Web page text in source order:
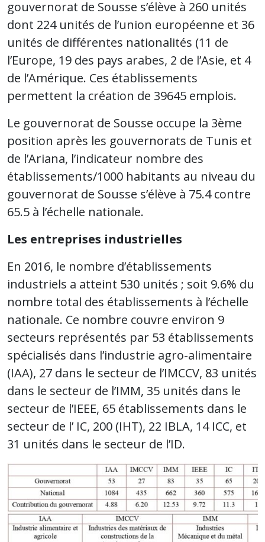
gouvernorat de Sousse s’élève à 260 unités
dont 224 unités de l’union européenne et 36
unités de différentes nationalités (11 de
l’Europe, 19 des pays arabes, 2 de l’Asie, et 4
de l’Amérique. Ces établissements
permettent la création de 39645 emplois.
Le gouvernorat de Sousse occupe la 3ème
position après les gouvernorats de Tunis et
de l’Ariana, l’indicateur nombre des
établissements/1000 habitants au niveau du
gouvernorat de Sousse s’élève à 75.4 contre
65.5 à l’échelle nationale.
Les entreprises industrielles
En 2016, le nombre d’établissements
industriels a atteint 530 unités ; soit 9.6% du
nombre total des établissements à l’échelle
nationale. Ce nombre couvre environ 9
secteurs représentés par 53 établissements
spécialisés dans l’industrie agro-alimentaire
(IAA), 27 dans le secteur de l’IMCCV, 83 unités
dans le secteur de l’IMM, 35 unités dans le
secteur de l’IEEE, 65 établissements dans le
secteur de l’ IC, 200 (IHT), 22 IBLA, 14 ICC, et
31 unités dans le secteur de l’ID.